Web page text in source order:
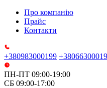
Про компанію
Прайс
Контакти
+380983000199
ПН-ПТ 09:00-19:00
СБ 09:00-17:00